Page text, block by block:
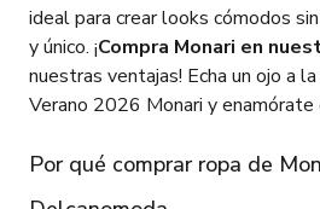
ideal para crear looks cómodos
y único. ¡Compra Monari en
nuestras ventajas! Echa un ojo a
Verano 2026 Monari y enamórate
Por qué comprar ropa de